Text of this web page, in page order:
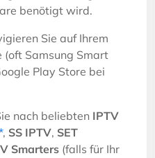
benötigt wird.
Sie auf Ihrem
(oft Samsung Smart
Play Store bei
nach beliebten IPTV
, SS IPTV, SET
Smarters (falls für Ihr